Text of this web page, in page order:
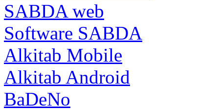
SABDA web
Software SABDA
Alkitab Mobile
Alkitab Android
BaDeNo